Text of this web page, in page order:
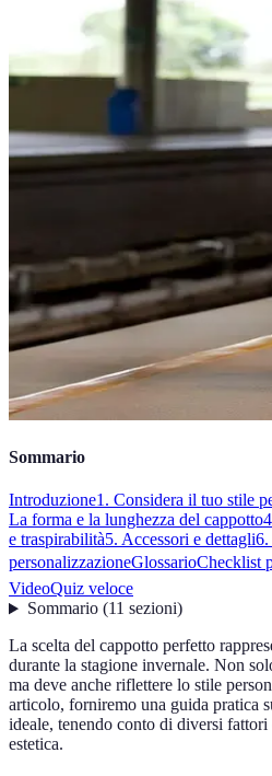
Sommario
Introduzione1. Considera il tuo stile
La forma e la lunghezza del cappotto
e traspirabilità5. Accessori e dettagli6.
personalizzazioneGlossarioChecklist
VideoQuiz veloce
Sommario(11 sezioni)
La scelta del cappotto perfetto
durante la stagione invernale. Non
ma deve anche riflettere lo stile
articolo, forniremo una guida pratica
ideale, tenendo conto di diversi
estetica.